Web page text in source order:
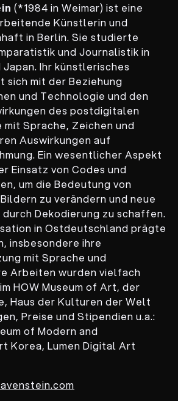
(*1984 in Weimar) ist eine
Künstlerin und
in Berlin. Sie studierte
und Journalistik in
Ihr künstlerisches
mit der Beziehung
und Technologie und den
des postdigitalen
Sprache, Zeichen und
Auswirkungen auf
Ein wesentlicher Aspekt
Einsatz von Codes und
um die Bedeutung von
zu verändern und neue
Dekodierung zu schaffen.
in Ostdeutschland prägte
insbesondere ihre
mit Sprache und
Arbeiten wurden vielfach
HOW Museum of Art, der
Haus der Kulturen der Welt
Preise und Stipendien u.a.:
of Modern and
Korea, Lumen Digital Art